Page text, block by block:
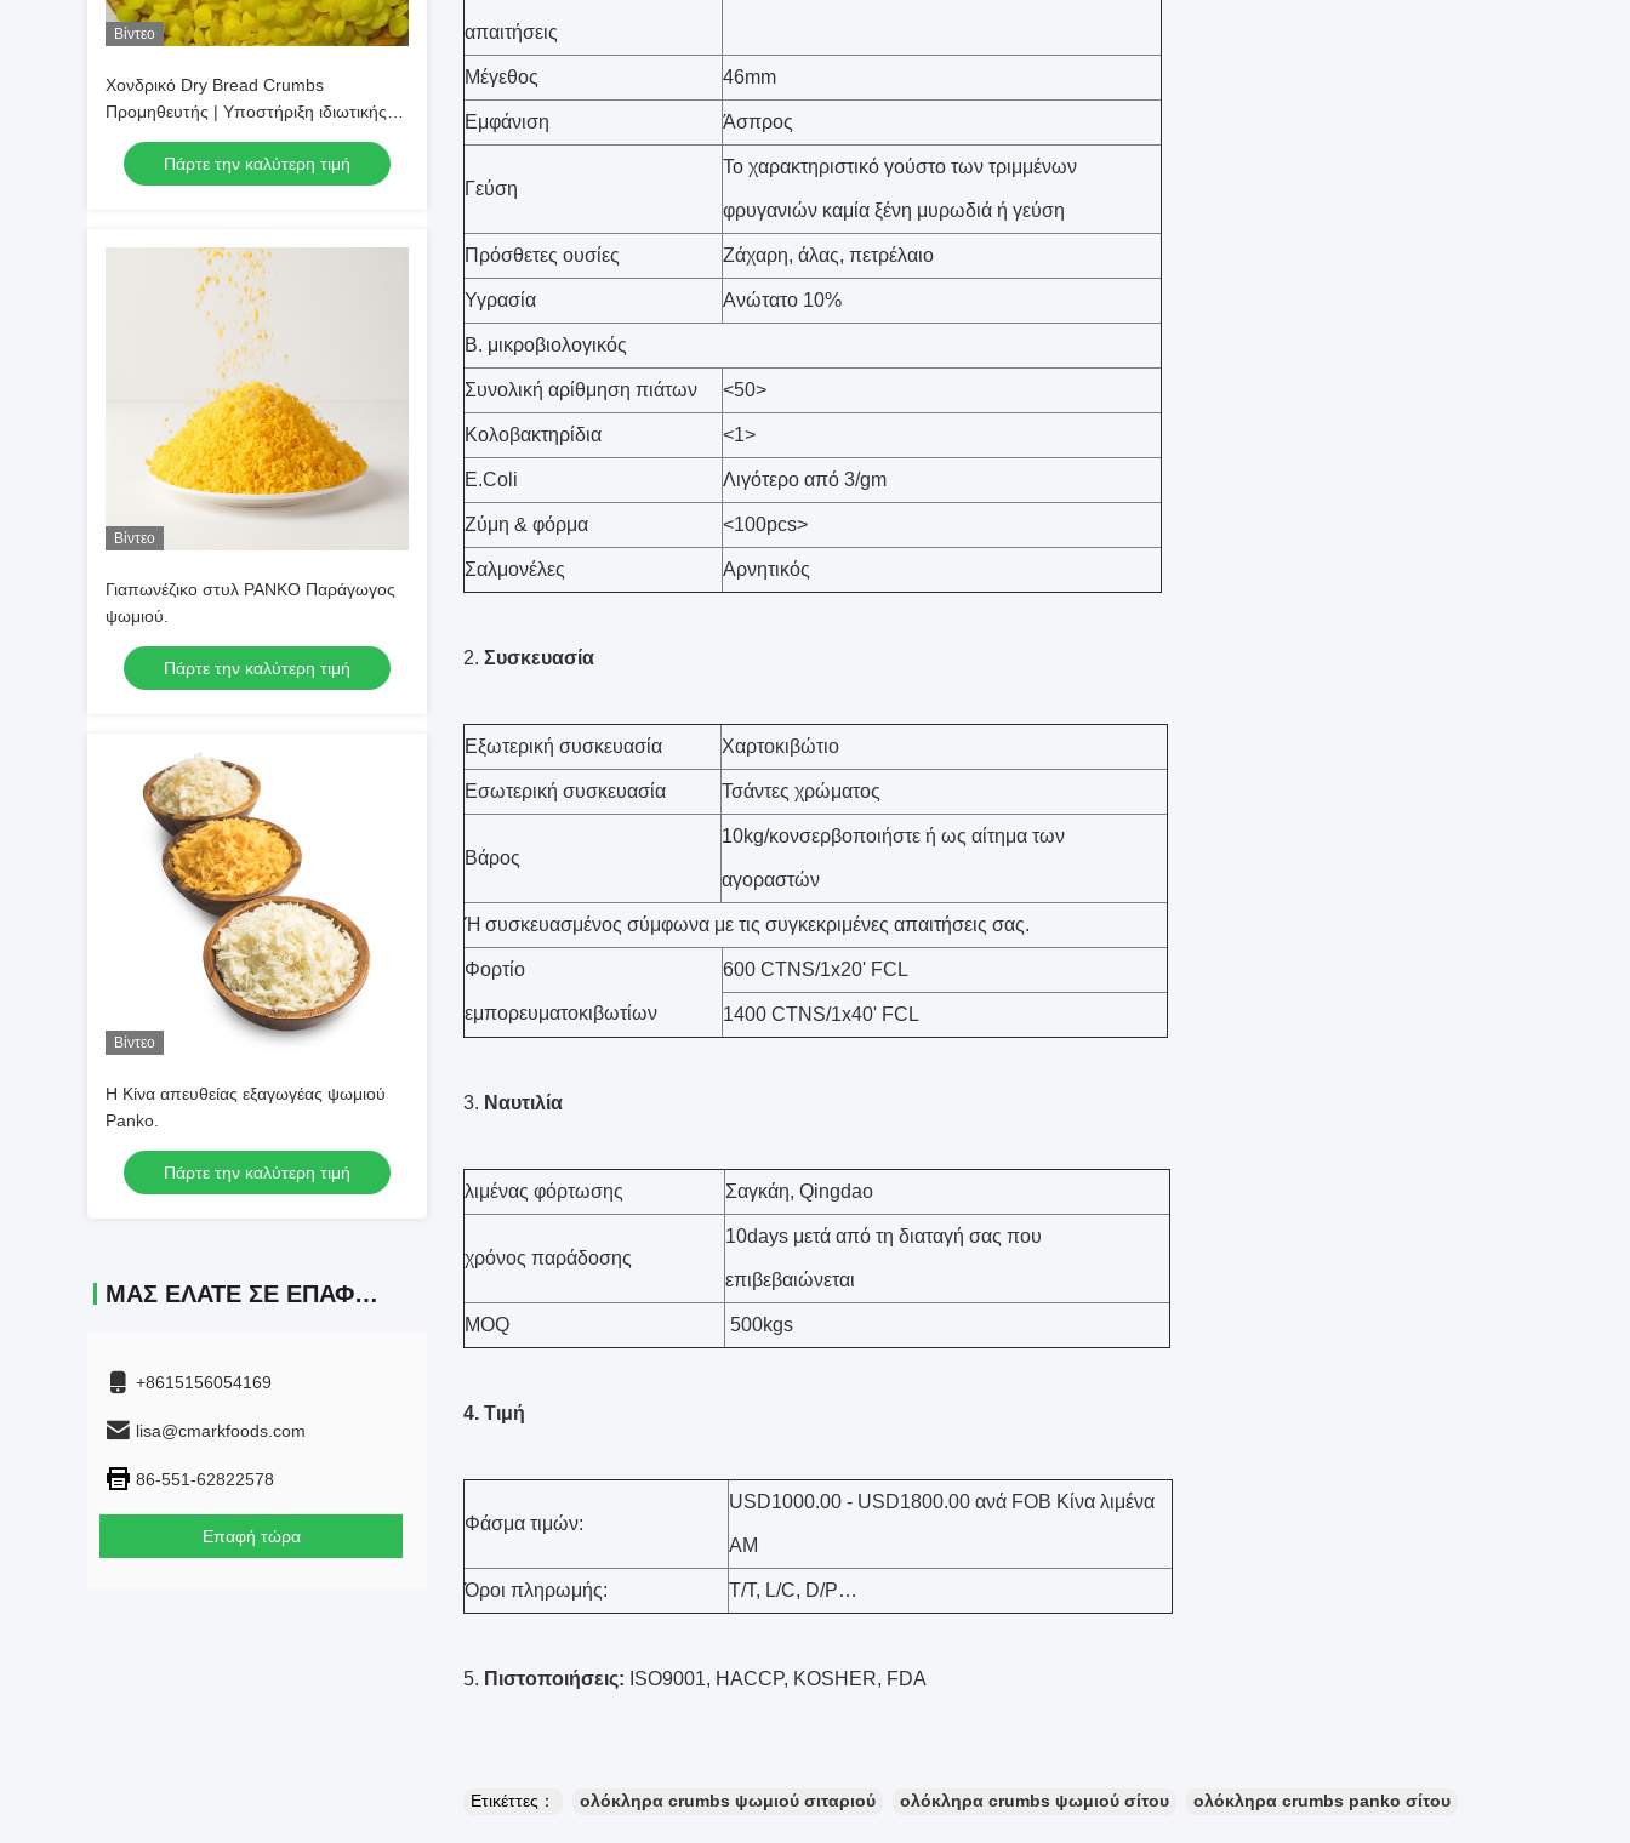
Βίντεο
Χονδρικό Dry Bread Crumbs
Προμηθευτής | Υποστήριξη ιδιωτικής
ετικέτας και προσαρμοσμένων μεγεθών
Πάρτε την καλύτερη τιμή
Βίντεο
Γιαπωνέζικο στυλ PANKO Παράγωγος
ψωμιού.
Πάρτε την καλύτερη τιμή
Βίντεο
Η Κίνα απευθείας εξαγωγέας ψωμιού
Panko.
Πάρτε την καλύτερη τιμή
ΜΑΣ ΕΛΆΤΕ ΣΕ ΕΠΑΦΉ ΜΕ
+8615156054169
lisa@cmarkfoods.com
86-551-62822578
Επαφή τώρα
απαιτήσεις
Μέγεθος 46mm
Εμφάνιση Άσπρος
Γεύση
Το χαρακτηριστικό γούστο των τριμμένων
φρυγανιών καμία ξένη μυρωδιά ή γεύση
Πρόσθετες ουσίες Ζάχαρη, άλας, πετρέλαιο
Υγρασία Ανώτατο 10%
Β. μικροβιολογικός
Συνολική αρίθμηση πιάτων <50>
Κολοβακτηρίδια <1>
E.Coli Λιγότερο από 3/gm
Ζύμη & φόρμα <100pcs>
Σαλμονέλες Αρνητικός
2. Συσκευασία
Εξωτερική συσκευασία Χαρτοκιβώτιο
Εσωτερική συσκευασία Τσάντες χρώματος
Βάρος
10kg/κονσερβοποιήστε ή ως αίτημα των
αγοραστών
Ή συσκευασμένος σύμφωνα με τις συγκεκριμένες απαιτήσεις σας.
Φορτίο
εμπορευματοκιβωτίων
600 CTNS/1x20' FCL
1400 CTNS/1x40' FCL
3. Ναυτιλία
λιμένας φόρτωσης Σαγκάη, Qingdao
χρόνος παράδοσης
10days μετά από τη διαταγή σας που
επιβεβαιώνεται
MOQ 500kgs
4. Τιμή
Φάσμα τιμών:
USD1000.00 - USD1800.00 ανά FOB Κίνα λιμένα
ΑΜ
Όροι πληρωμής: T/T, L/C, D/P…
5. Πιστοποιήσεις: ISO9001, HACCP, KOSHER, FDA
Ετικέττες： ολόκληρα crumbs ψωμιού σιταριού ολόκληρα crumbs ψωμιού σίτου ολόκληρα crumbs panko σίτου